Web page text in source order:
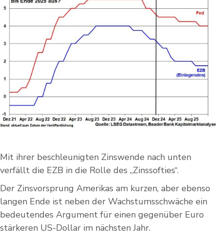
Mit ihrer beschleunigten Zinswende nach unten
verfällt die EZB in die Rolle des „Zinssofties“.
Der Zinsvorsprung Amerikas am kurzen, aber ebenso
langen Ende ist neben der Wachstumsschwäche ein
bedeutendes Argument für einen gegenüber Euro
stärkeren US-Dollar im nächsten Jahr.